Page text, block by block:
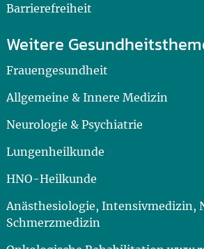
Barrierefreiheit
Weitere
Frauengesundheit
Allgemeine & Innere Medizin
Neurologie & Psychiatrie
Lungenheilkunde
HNO-Heilkunde
Anästhesiologie, Intensivmedizin,
Schmerzmedizin